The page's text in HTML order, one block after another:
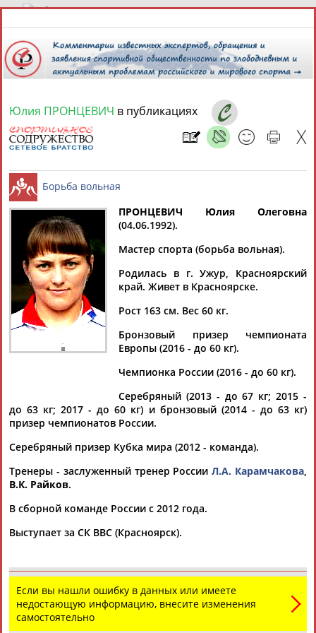
9 августа 2026 года,02:41
1персона
Юлия
ПРОНЦЕВИЧ
Ваш запрос: "Юлия ПРОНЦЕВИЧ"
Документы 1-5 из 5 найденных уникальных документов
чемпионата Европы в Риге
Юлия Пронцевич(60) и Инна Тражукова
(63). ...
(Проект:Информационное агентство СТАДИОН
борьбе. Результаты дня. Среда, 9 марта
...Анзор Болтукаев, бронзовые награды выиграли Исраил
римской, вольной... ...г 1. Петра Олли (Финляндия). 2. Оксана
Гергель (Украина). 3. Юлия Пронцевич
Раткевич (Азербайджан). ...
10.03.2016
Юрий Шахмурадов: На чемпионате Европы в Риге
россиянки пока выступают ниже своих возможностей
...медали. Третьи места заняли Инна Тражукова (до 63 кг) и
Юлия ПРОНЦЕВИЧ в публикациях
Борьба вольная
ПРОНЦЕВИЧ Юлия Олеговна
(04.06.1992).
Мастер спорта (борьба вольная).
Родилась в г. Ужур, Красноярский
край. Живет в Красноярске.
Рост 163 см. Вес 60 кг.
Бронзовый призер чемпионата
Европы (2016 - до 60 кг).
Чемпионка России (2016 - до 60 кг).
Серебряный (2013 - до 67 кг; 2015 -
до 63 кг; 2017 - до 60 кг) и бронзовый (2014 - до 63 кг)
призер чемпионатов России.
Серебряный призер Кубка мира (2012 - команда).
Тренеры - заслуженный тренер РоссииЛ.А. Карамчакова,
В.К. Райков.
В сборной команде России с 2012 года.
Выступает за СК ВВС (Красноярск).
Если вы нашли ошибку в данных или имеете
недостающую информацию, внесите изменения
самостоятельно